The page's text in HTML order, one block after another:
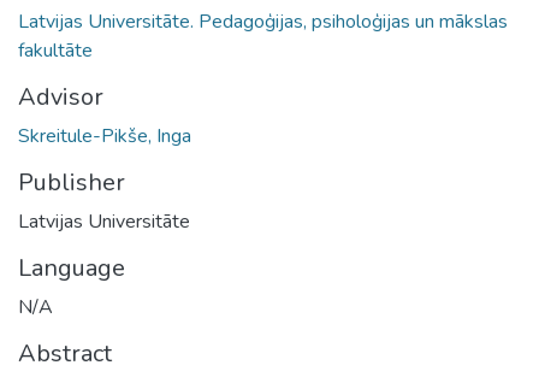
Latvijas Universitāte. Pedagoģijas, psiholoģijas un mākslas
fakultāte
Advisor
Skreitule-Pikše, Inga
Publisher
Latvijas Universitāte
Language
N/A
Abstract